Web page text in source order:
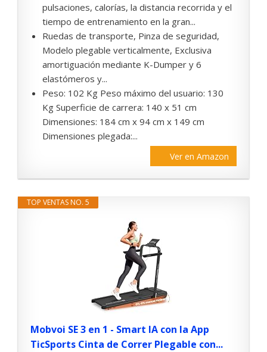
pulsaciones, calorías, la distancia recorrida y el
tiempo de entrenamiento en la gran...
Ruedas de transporte, Pinza de seguridad,
Modelo plegable verticalmente, Exclusiva
amortiguación mediante K-Dumper y 6
elastómeros y...
Peso: 102 Kg Peso máximo del usuario: 130
Kg Superficie de carrera: 140 x 51 cm
Dimensiones: 184 cm x 94 cm x 149 cm
Dimensiones plegada:...
Ver en Amazon
TOP VENTAS NO. 5
Mobvoi SE 3 en 1 - Smart IA con la App
TicSports Cinta de Correr Plegable con...